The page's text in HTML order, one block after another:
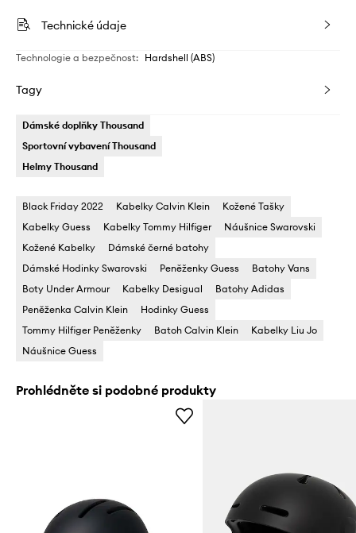
Technické údaje
Technologie a bezpečnost: Hardshell (ABS)
Tagy
Dámské doplňky Thousand
Sportovní vybavení Thousand
Helmy Thousand
Black Friday 2022 Kabelky Calvin Klein
Kožené Tašky
Kabelky Guess
Kabelky Tommy Hilfiger
Náušnice Swarovski
Kožené Kabelky
Dámské černé batohy
Dámské Hodinky Swarovski
Peněženky Guess
Batohy Vans
Boty Under Armour
Kabelky Desigual
Batohy Adidas
Peněženka Calvin Klein
Hodinky Guess
Tommy Hilfiger Peněženky
Batoh Calvin Klein
Kabelky Liu Jo
Náušnice Guess
Prohlédněte si podobné produkty